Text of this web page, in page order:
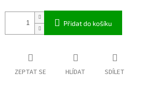
Přidat do košíku
ZEPTAT SE HLÍDAT SDÍLET